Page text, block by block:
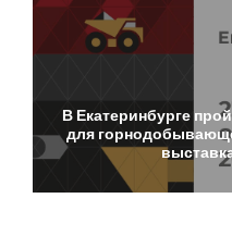
В Екатеринбурге
для